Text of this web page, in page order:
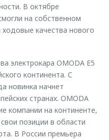
В октябре
на собственном
качества нового
электрокара OMODA E5
континента. С
новинка начнет
странах. OMODA
компании на континенте,
позиции в области
В России премьера